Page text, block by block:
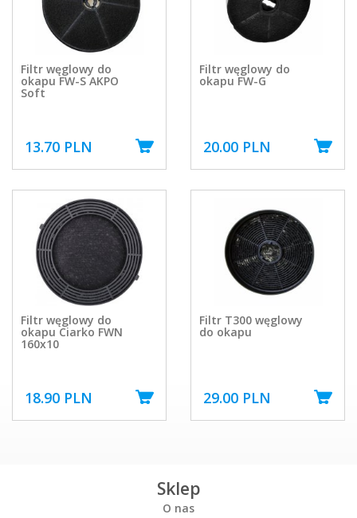
Filtr węglowy do
okapu FW-S AKPO
Soft
13.70 PLN
Filtr węglowy do
okapu FW-G
20.00 PLN
Filtr węglowy do
okapu Ciarko FWN
160x10
18.90 PLN
Filtr T300 węglowy
do okapu
29.00 PLN
Sklep
O nas